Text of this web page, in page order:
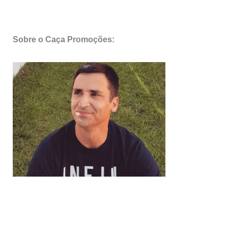
Sobre o Caça Promoções: